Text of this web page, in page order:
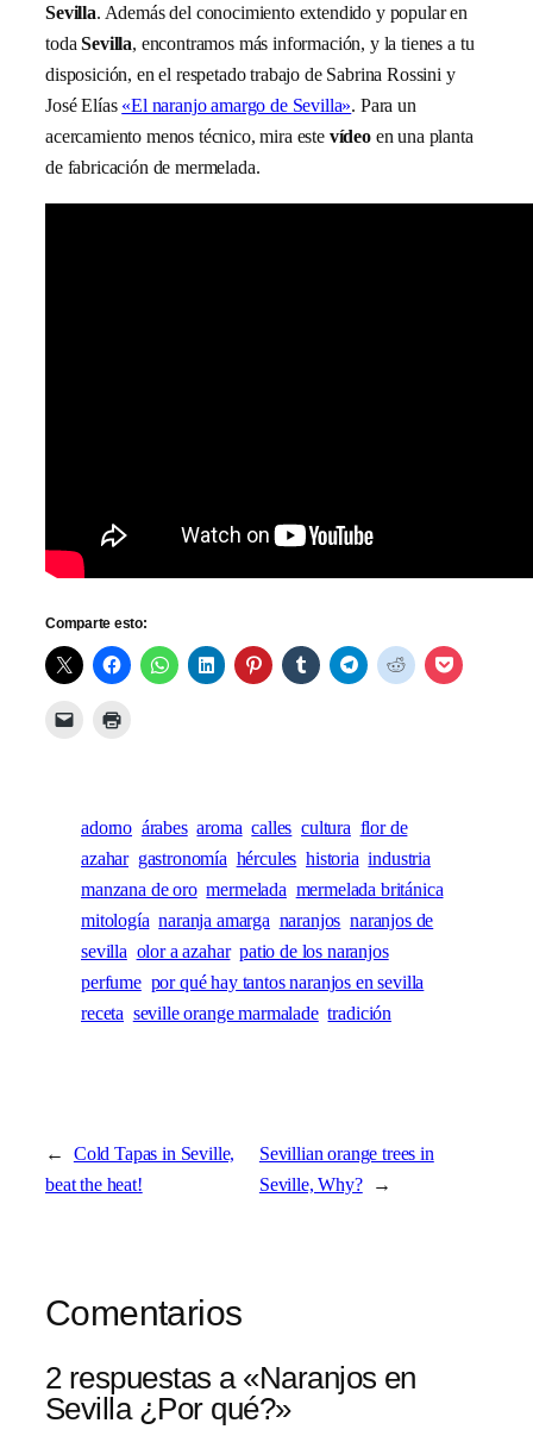
Sevilla. Además del conocimiento extendido y popular en
todaSevilla, encontramos más información, y la tienes a tu
disposición, en el respetado trabajo de Sabrina Rossini y
José Elías «El naranjo amargo de Sevilla». Para un
acercamiento menos técnico, mira este vídeoen una planta
de fabricación de mermelada.
Comparte esto:
adorno árabes aroma calles cultura flor de
azahar gastronomía hércules historia industria
manzana de oro mermelada mermelada británica
mitología naranja amarga naranjos naranjos de
sevilla olor a azahar patio de los naranjos
perfume por qué hay tantos naranjos en sevilla
receta seville orange marmalade tradición
← Cold Tapas in Seville,
beat the heat!
Sevillian orange trees in
Seville, Why? →
Comentarios
2 respuestas a «Naranjos en
Sevilla ¿Por qué?»